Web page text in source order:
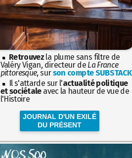
Retrouvez la plume sans filtre de
Valéry Vigan, directeur de La France
pittoresque, surson compte SUBSTACK
Il s'attarde sur l'actualité politique
et sociétaleavec la hauteur de vue de
l'Histoire
JOURNAL D'UN EXILÉ
DU PRÉSENT